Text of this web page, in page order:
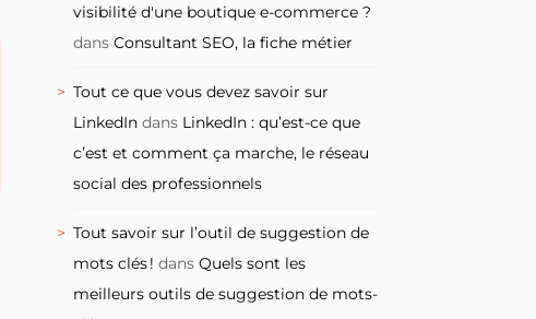
visibilité d'une boutique e-commerce ?
dansConsultant SEO, la fiche métier
Tout ce que vous devez savoir sur
LinkedIn dans LinkedIn : qu’est-ce que
c’est et comment ça marche, le réseau
social des professionnels
Tout savoir sur l’outil de suggestion de
mots clés ! dansQuels sont les
meilleurs outils de suggestion de mots-